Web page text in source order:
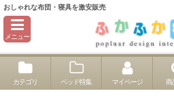
おしゃれな布団・寝具を激安販売
メニュー
カテゴリ ベッド特集 マイページ 商